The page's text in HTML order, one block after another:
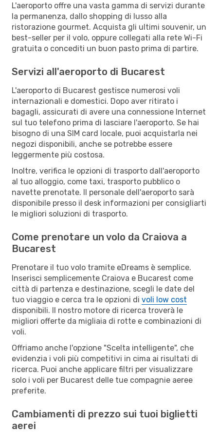
L'aeroporto offre una vasta gamma di servizi durante
la permanenza, dallo shopping di lusso alla
ristorazione gourmet. Acquista gli ultimi souvenir, un
best-seller per il volo, oppure collegati alla rete Wi-Fi
gratuita o concediti un buon pasto prima di partire.
Servizi all'aeroporto di Bucarest
L'aeroporto di Bucarest gestisce numerosi voli
internazionali e domestici. Dopo aver ritirato i
bagagli, assicurati di avere una connessione Internet
sul tuo telefono prima di lasciare l'aeroporto. Se hai
bisogno di una SIM card locale, puoi acquistarla nei
negozi disponibili, anche se potrebbe essere
leggermente più costosa.
Inoltre, verifica le opzioni di trasporto dall'aeroporto
al tuo alloggio, come taxi, trasporto pubblico o
navette prenotate. Il personale dell'aeroporto sarà
disponibile presso il desk informazioni per consigliarti
le migliori soluzioni di trasporto.
Come prenotare un volo da Craiova a
Bucarest
Prenotare il tuo volo tramite eDreams è semplice.
Inserisci semplicemente Craiova e Bucarest come
città di partenza e destinazione, scegli le date del
tuo viaggio e cerca tra le opzioni di voli low cost
disponibili. Il nostro motore di ricerca troverà le
migliori offerte da migliaia di rotte e combinazioni di
voli.
Offriamo anche l'opzione "Scelta intelligente", che
evidenzia i voli più competitivi in cima ai risultati di
ricerca. Puoi anche applicare filtri per visualizzare
solo i voli per Bucarest delle tue compagnie aeree
preferite.
Cambiamenti di prezzo sui tuoi biglietti
aerei